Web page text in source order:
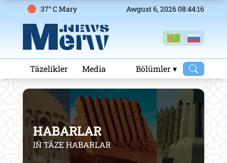
37° C Mary Awgust 6, 2026 08:44:16
Täzelikler Media Bölümler ▾
HABARLAR
IŇ TÄZE HABARLAR